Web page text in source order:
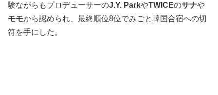
験ながらもプロデューサーのJ.Y. ParkやTWICEのサナや
モモから認められ、最終順位8位でみごと韓国合宿への切
符を手にした。